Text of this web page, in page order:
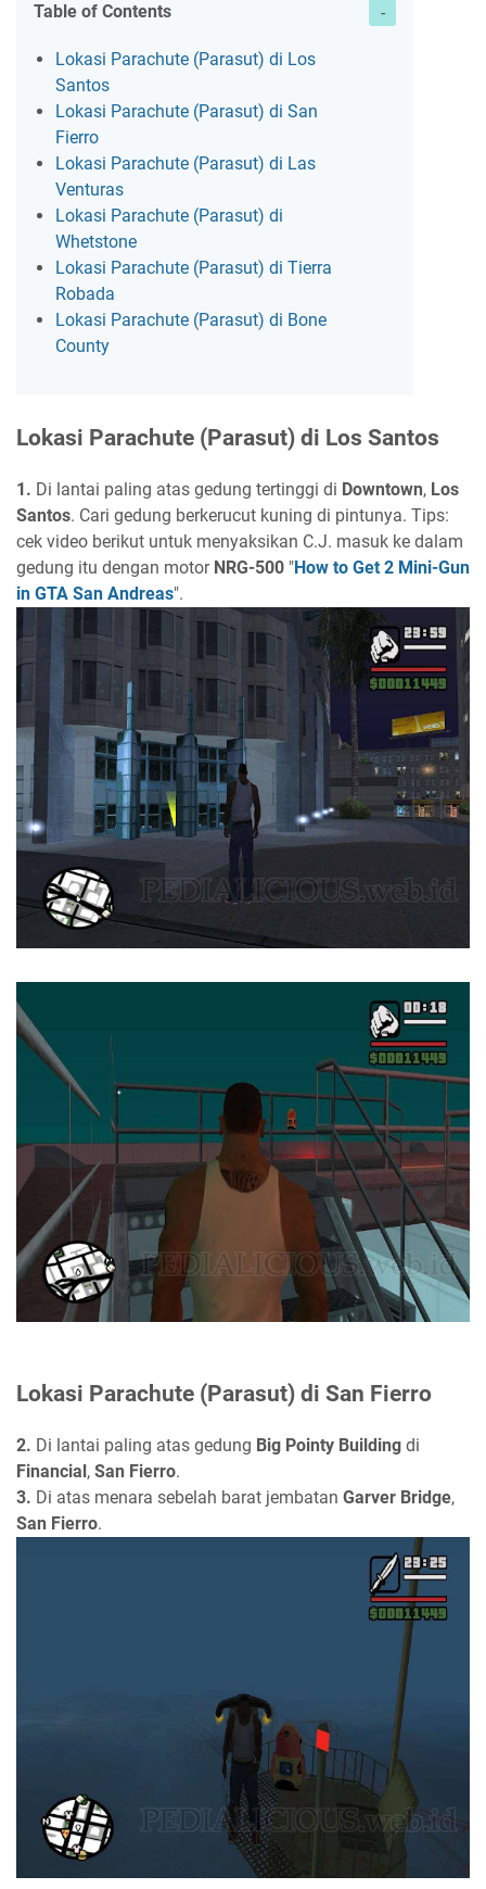
Table of Contents
Lokasi Parachute (Parasut) di Los
Santos
Lokasi Parachute (Parasut) di San
Fierro
Lokasi Parachute (Parasut) di Las
Venturas
Lokasi Parachute (Parasut) di
Whetstone
Lokasi Parachute (Parasut) di Tierra
Robada
Lokasi Parachute (Parasut) di Bone
County
Lokasi Parachute (Parasut) di Los Santos
1. Di lantai paling atas gedung tertinggi di Downtown, Los
Santos. Cari gedung berkerucut kuning di pintunya. Tips:
cek video berikut untuk menyaksikan C.J. masuk ke dalam
gedung itu dengan motor NRG-500 "How to Get 2 Mini-Gun
in GTA San Andreas".
Lokasi Parachute (Parasut) di San Fierro
2. Di lantai paling atas gedung Big Pointy Building di
Financial, San Fierro.
3. Di atas menara sebelah barat jembatan Garver Bridge,
San Fierro.